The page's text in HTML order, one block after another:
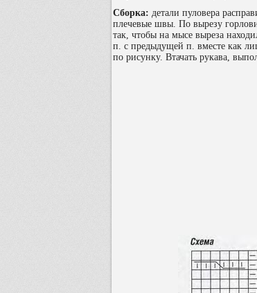
Сборка: детали пуловера
плечевые швы. По вырезу
так, чтобы на мысе выреза
п. с предыдущей п. вместе как
по рисунку. Втачать рукава,